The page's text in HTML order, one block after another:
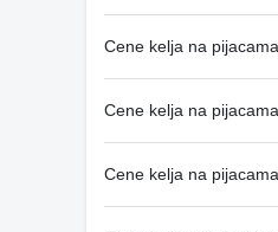
Cene kelja na
Cene kelja na
Cene kelja na